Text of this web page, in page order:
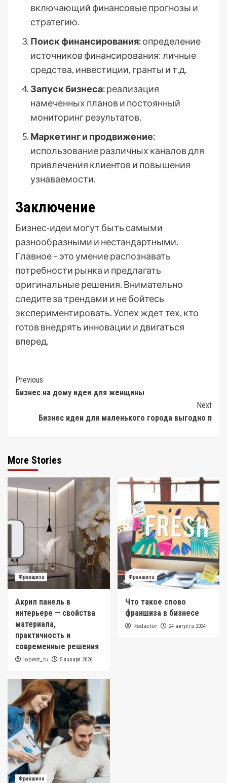
включающий финансовые прогнозы и
стратегию.
Поиск финансирования:определение
источников финансирования: личные
средства, инвестиции, гранты и т.д.
Запуск бизнеса:реализация
намеченных планов и постоянный
мониторинг результатов.
Маркетинг и продвижение:
использование различных каналов для
привлечения клиентов и повышения
узнаваемости.
Заключение
Бизнес-идеи могут быть самыми
разнообразными и нестандартными.
Главное – это умение распознавать
потребности рынка и предлагать
оригинальные решения. Внимательно
следите за трендами и не бойтесь
экспериментировать. Успех ждет тех, кто
готов внедрять инновации и двигаться
вперед.
Post
Navigation
Previous
Бизнес на дому идеи для женщины
Next
Бизнес идеи для маленького города выгодно п
More Stories
Франшиза
Акрил панель в
интерьере — свойства
материала,
практичность и
современные решения
iopent_ru 5 января 2026
Франшиза
Что такое слово
франшиза в бизнесе
Redactor 24 августа 2024
Франшиза